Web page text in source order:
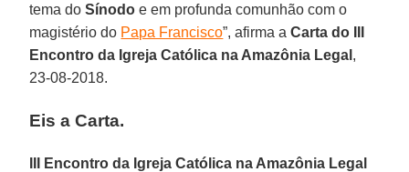
tema doSínodo e em profunda comunhão com o
magistério do Papa Francisco”, afirma aCarta do III
Encontro da Igreja Católica na Amazônia Legal ,
23-08-2018.
Eis a Carta.
III Encontro da Igreja Católica na Amazônia Legal